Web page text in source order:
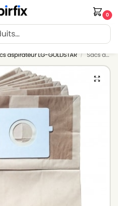
0
offerte dès 30€ d’achat.
aspirateur LG-GOLDSTAR / Sacs aspirateur LG-GOLDSTAR TURBO 33 GS – Lot de 10 sacs en Papier